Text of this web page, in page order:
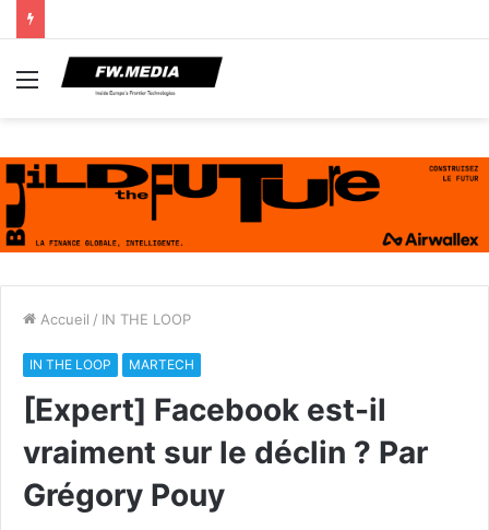
Menu
Accueil / IN THE LOOP
IN THE LOOP MARTECH
[Expert] Facebook est-il
vraiment sur le déclin ? Par
Grégory Pouy